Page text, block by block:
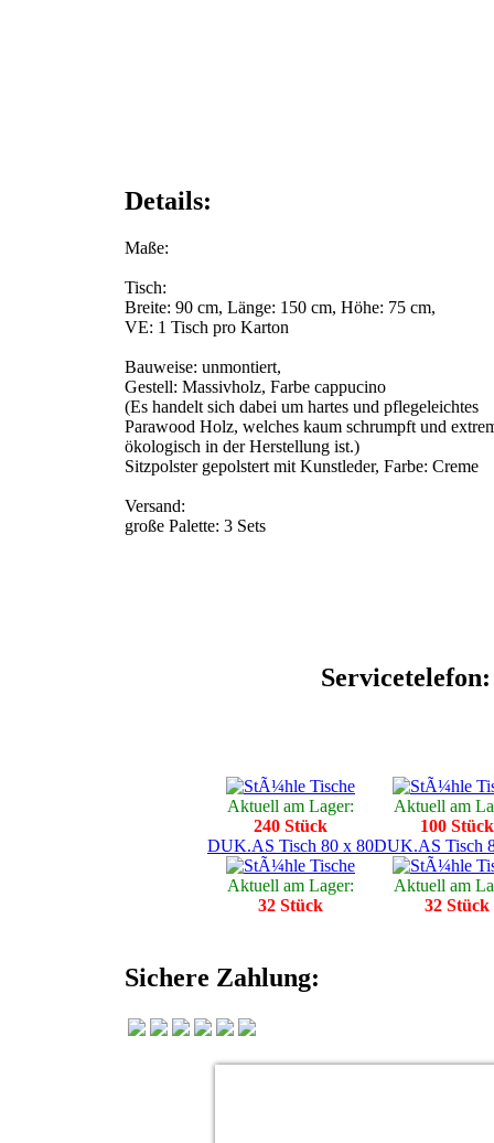
Details:
Maße:
Tisch:
Breite: 90 cm, Länge: 150 cm, Höhe: 75 cm,
VE: 1 Tisch pro Karton
Bauweise: unmontiert,
Gestell: Massivholz, Farbe cappucino
(Es handelt sich dabei um hartes und pflegeleichtes
Parawood Holz, welches kaum schrumpft und
ökologisch in der Herstellung ist.)
Sitzpolster gepolstert mit Kunstleder, Farbe: Creme
Versand:
große Palette: 3 Sets
Servicetelefon
Aktuell am Lager:
240 Stück
Aktuell am
100 Stück
DUK.AS Tisch 80 x 80
Aktuell am Lager:
32 Stück
DUK.AS Tisch
Aktuell am
32 Stück
Sichere Zahlung: